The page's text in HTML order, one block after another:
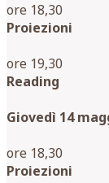
ore 18,30
Proiezioni
ore 19,30
Reading
Giovedì 14
ore 18,30
Proiezioni